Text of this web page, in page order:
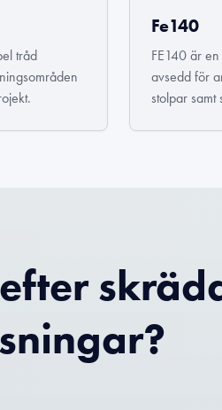
tråd
Fe140
FE140 är
avsedd för
stolpar samt